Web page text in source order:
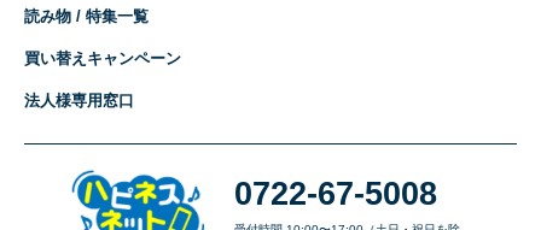
読み物 / 特集一覧
買い替えキャンペーン
法人様専用窓口
0722-67-5008